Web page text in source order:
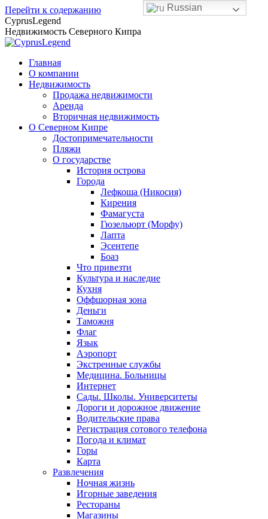
Перейти к содержанию
CyprusLegend
Недвижимость Северного Кипра
Главная
О компании
Недвижимость
Продажа недвижимости
Аренда
Вторичная недвижимость
О Северном Кипре
Достопримечательности
Пляжи
О государстве
История острова
Города
Лефкоша (Никосия)
Кирения
Фамагуста
Гюзельюрт (Морфу)
Лапта
Эсентепе
Боаз
Что привезти
Культура и наследие
Кухня
Оффшорная зона
Деньги
Таможня
Флаг
Язык
Аэропорт
Экстренные службы
Медицина. Больницы
Интернет
Сады. Школы. Университеты
Дороги и дорожное движение
Водительские права
Регистрация сотового телефона
Погода и климат
Горы
Карта
Развлечения
Ночная жизнь
Игорные заведения
Рестораны
Магазины
Russian